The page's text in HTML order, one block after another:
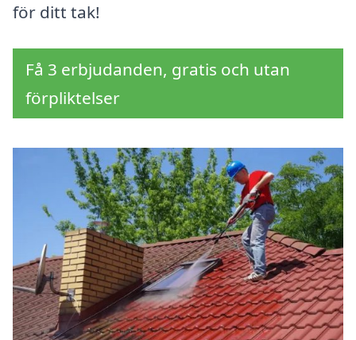
för ditt tak!
Få 3 erbjudanden, gratis och utan
förpliktelser